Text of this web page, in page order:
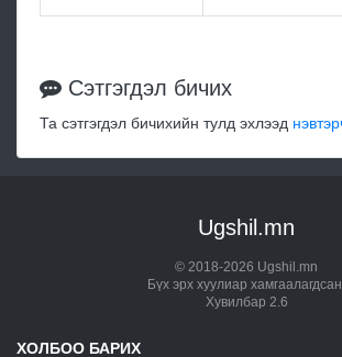
Сэтгэгдэл бичих
Та сэтгэгдэл бичихийн тулд эхлээд
Ugshil.mn
© 2018-2026 Ugshil.mn
Бүх эрх хуулиар
Хувилбар 2.6
ХОЛБОО БАРИХ